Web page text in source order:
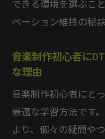
挫折しないた
DTMスク
工夫
目標設定で
DTMスク
長期的にス
できる環境を選ぶこ
ベーション維持の秘訣
音楽制作初心者に
な理由
音楽制作初心者にと
最適な学習方法です
より、個々の疑問や